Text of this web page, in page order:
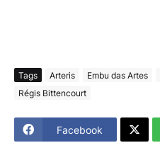
Tags Arteris Embu das Artes
Régis Bittencourt
Facebook